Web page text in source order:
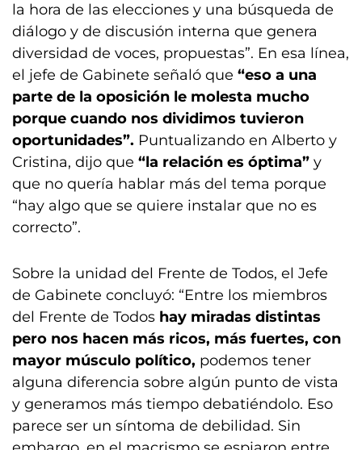
la hora de las elecciones y una búsqueda de
diálogo y de discusión interna que genera
diversidad de voces, propuestas”. En esa línea,
el jefe de Gabinete señaló que “eso a una
parte de la oposición le molesta mucho
porque cuando nos dividimos tuvieron
oportunidades”. Puntualizando en Alberto y
Cristina, dijo que “la relación es óptima” y
que no quería hablar más del tema porque
“hay algo que se quiere instalar que no es
correcto”.
Sobre la unidad del Frente de Todos, el Jefe
de Gabinete concluyó: “Entre los miembros
del Frente de Todos hay miradas distintas
pero nos hacen más ricos, más fuertes, con
mayor músculo político, podemos tener
alguna diferencia sobre algún punto de vista
y generamos más tiempo debatiéndolo. Eso
parece ser un síntoma de debilidad. Sin